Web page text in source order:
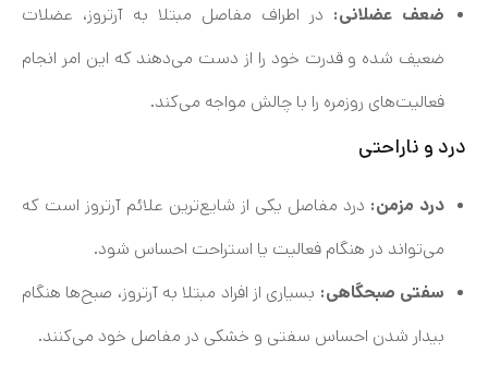
ضعف عضلانی: در اطراف مفاصل مبتلا به آرتروز، عضلات
ضعیف شده و قدرت خود را از دست می‌دهند که این امر انجام
فعالیت‌های روزمره را با چالش مواجه می‌کند.
درد و ناراحتی
درد مزمن: درد مفاصل یکی از شایع‌ترین علائم آرتروز است که
می‌تواند در هنگام فعالیت یا استراحت احساس شود.
سفتی صبحگاهی: بسیاری از افراد مبتلا به آرتروز، صبح‌ها هنگام
بیدار شدن احساس سفتی و خشکی در مفاصل خود می‌کنند.